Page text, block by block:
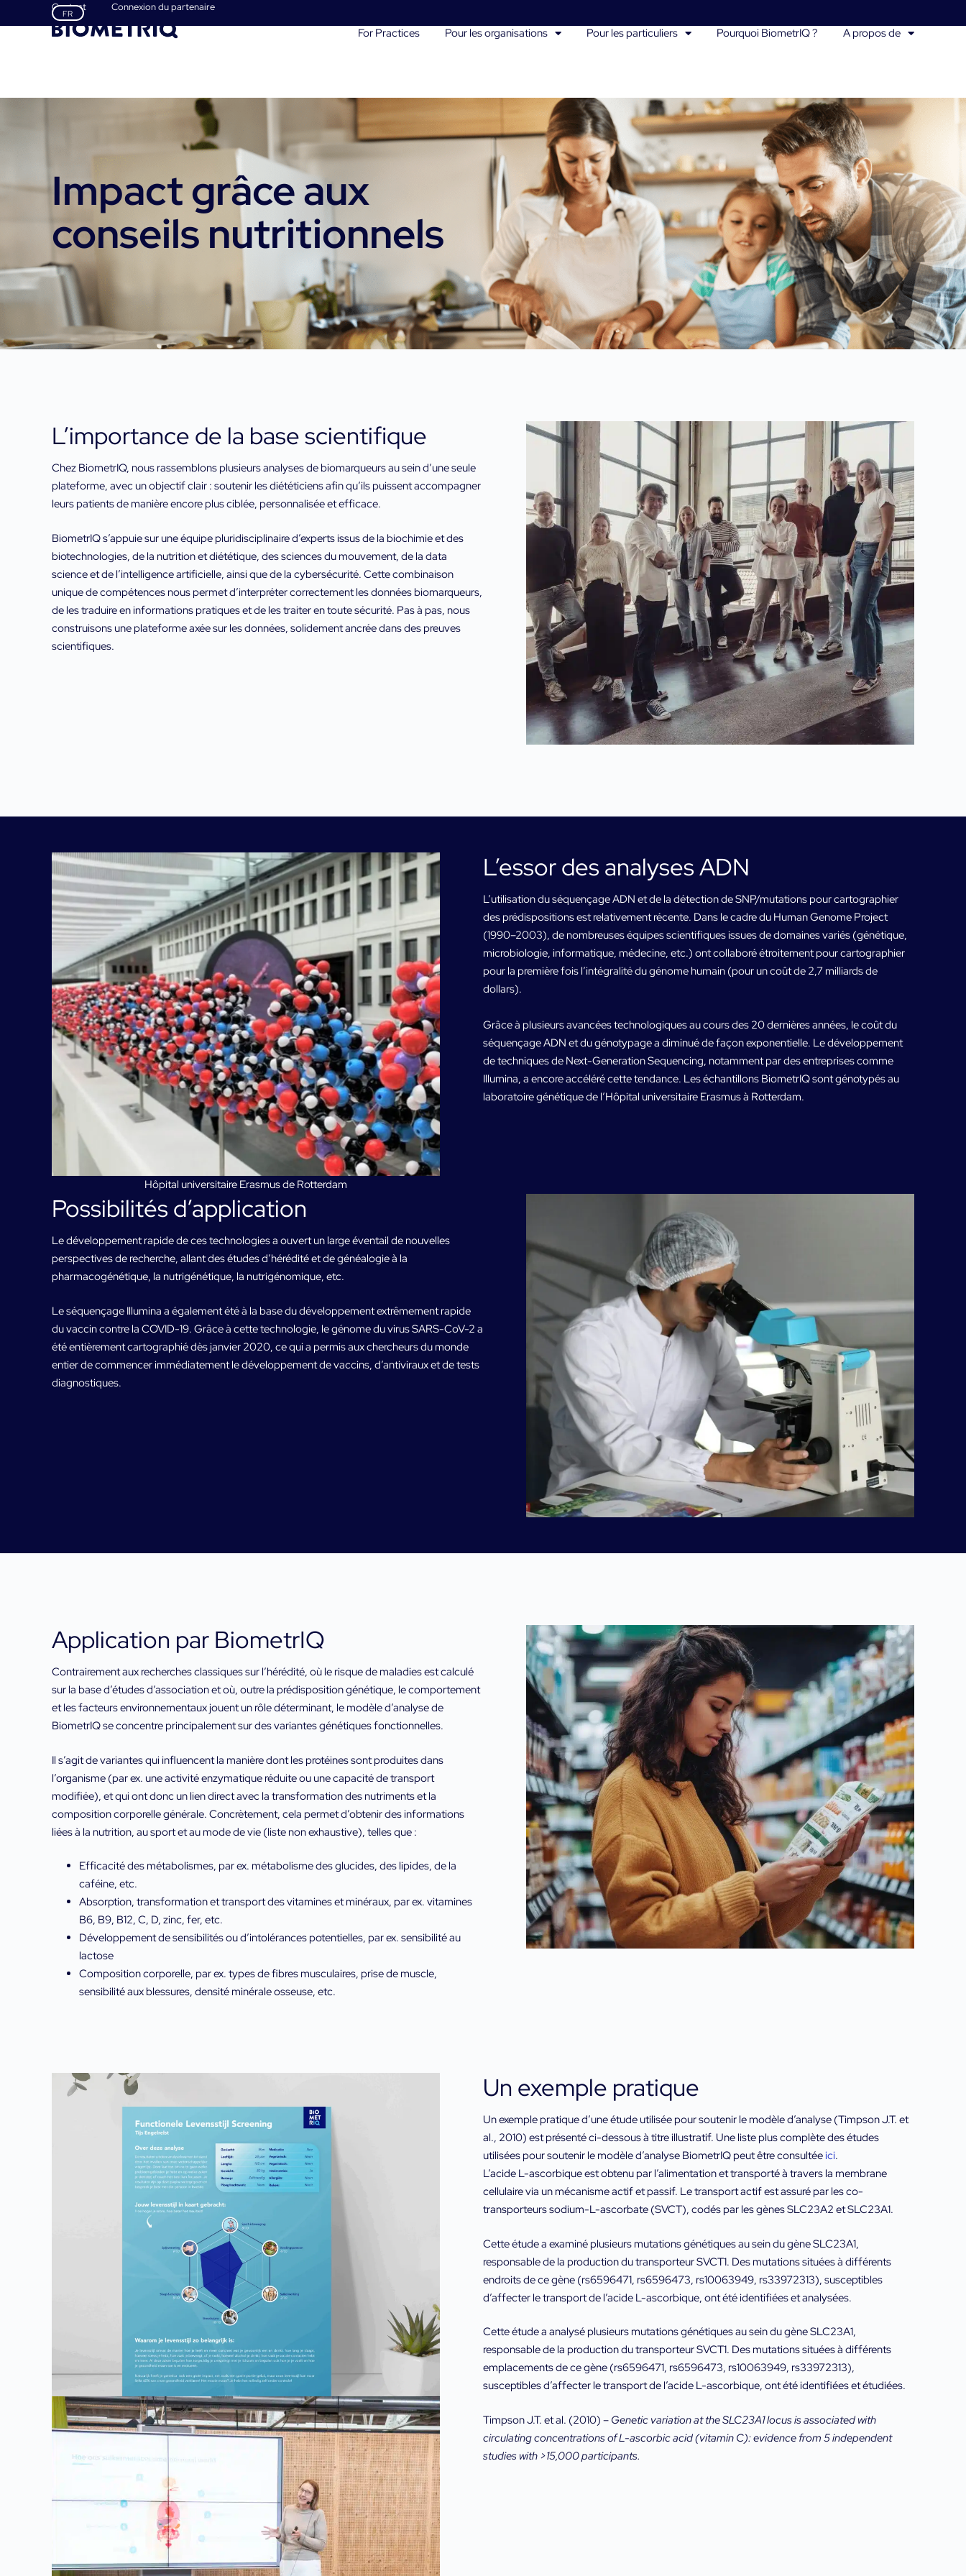
Contact Connexion du partenaire
FR
NL
For Practices Pour les organisations Pour les particuliers Pourquoi BiometrIQ ? A propos de
Impact grâce aux
conseils nutritionnels
L’importance de la base scientifique
Chez BiometrIQ, nous rassemblons plusieurs analyses de biomarqueurs au sein d’une seule
plateforme, avec un objectif clair : soutenir les diététiciens afin qu’ils puissent accompagner
leurs patients de manière encore plus ciblée, personnalisée et efficace.
BiometrIQ s’appuie sur une équipe pluridisciplinaire d’experts issus de la biochimie et des
biotechnologies, de la nutrition et diététique, des sciences du mouvement, de la data
science et de l’intelligence artificielle, ainsi que de la cybersécurité. Cette combinaison
unique de compétences nous permet d’interpréter correctement les données biomarqueurs,
de les traduire en informations pratiques et de les traiter en toute sécurité. Pas à pas, nous
construisons une plateforme axée sur les données, solidement ancrée dans des preuves
scientifiques.
Hôpital universitaire Erasmus de Rotterdam
L’essor des analyses ADN
L’utilisation du séquençage ADN et de la détection de SNP/mutations pour cartographier
des prédispositions est relativement récente. Dans le cadre du Human Genome Project
(1990–2003), de nombreuses équipes scientifiques issues de domaines variés (génétique,
microbiologie, informatique, médecine, etc.) ont collaboré étroitement pour cartographier
pour la première fois l’intégralité du génome humain (pour un coût de 2,7 milliards de
dollars).
Grâce à plusieurs avancées technologiques au cours des 20 dernières années, le coût du
séquençage ADN et du génotypage a diminué de façon exponentielle. Le développement
de techniques de Next-Generation Sequencing, notamment par des entreprises comme
Illumina, a encore accéléré cette tendance. Les échantillons BiometrIQ sont génotypés au
laboratoire génétique de l’Hôpital universitaire Erasmus à Rotterdam.
Possibilités d’application
Le développement rapide de ces technologies a ouvert un large éventail de nouvelles
perspectives de recherche, allant des études d’hérédité et de généalogie à la
pharmacogénétique, la nutrigénétique, la nutrigénomique, etc.
Le séquençage Illumina a également été à la base du développement extrêmement rapide
du vaccin contre la COVID-19. Grâce à cette technologie, le génome du virus SARS-CoV-2 a
été entièrement cartographié dès janvier 2020, ce qui a permis aux chercheurs du monde
entier de commencer immédiatement le développement de vaccins, d’antiviraux et de tests
diagnostiques.
Application par BiometrIQ
Contrairement aux recherches classiques sur l’hérédité, où le risque de maladies est calculé
sur la base d’études d’association et où, outre la prédisposition génétique, le comportement
et les facteurs environnementaux jouent un rôle déterminant, le modèle d’analyse de
BiometrIQ se concentre principalement sur des variantes génétiques fonctionnelles.
Il s’agit de variantes qui influencent la manière dont les protéines sont produites dans
l’organisme (par ex. une activité enzymatique réduite ou une capacité de transport
modifiée), et qui ont donc un lien direct avec la transformation des nutriments et la
composition corporelle générale. Concrètement, cela permet d’obtenir des informations
liées à la nutrition, au sport et au mode de vie (liste non exhaustive), telles que :
Efficacité des métabolismes, par ex. métabolisme des glucides, des lipides, de la
caféine, etc.
Absorption, transformation et transport des vitamines et minéraux, par ex. vitamines
B6, B9, B12, C, D, zinc, fer, etc.
Développement de sensibilités ou d’intolérances potentielles, par ex. sensibilité au
lactose
Composition corporelle, par ex. types de fibres musculaires, prise de muscle,
sensibilité aux blessures, densité minérale osseuse, etc.
Un exemple pratique
Un exemple pratique d’une étude utilisée pour soutenir le modèle d’analyse (Timpson J.T. et
al., 2010) est présenté ci-dessous à titre illustratif. Une liste plus complète des études
utilisées pour soutenir le modèle d’analyse BiometrIQ peut être consultéeici.
L’acide L-ascorbique est obtenu par l’alimentation et transporté à travers la membrane
cellulaire via un mécanisme actif et passif. Le transport actif est assuré par les co-
transporteurs sodium-L-ascorbate (SVCT), codés par les gènes SLC23A2 et SLC23A1.
Cette étude a examiné plusieurs mutations génétiques au sein du gène SLC23A1,
responsable de la production du transporteur SVCT1. Des mutations situées à différents
endroits de ce gène (rs6596471, rs6596473, rs10063949, rs33972313), susceptibles
d’affecter le transport de l’acide L-ascorbique, ont été identifiées et analysées.
Cette étude a analysé plusieurs mutations génétiques au sein du gène SLC23A1,
responsable de la production du transporteur SVCT1. Des mutations situées à différents
emplacements de ce gène (rs6596471, rs6596473, rs10063949, rs33972313),
susceptibles d’affecter le transport de l’acide L-ascorbique, ont été identifiées et étudiées.
Timpson J.T. et al. (2010) – Genetic variation at the SLC23A1 locus is associated with
circulating concentrations of L-ascorbic acid (vitamin C): evidence from 5 independent
studies with >15,000 participants.